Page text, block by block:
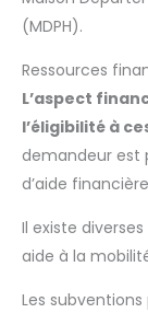
(MDPH).
Ressources
L’aspect
l’éligibilité à
demandeur est
d’aide
Il existe
aide à la
Les